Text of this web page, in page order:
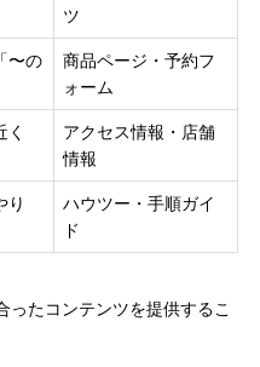
ツ
〜の
商品ページ・予約フ
ォーム
く
アクセス情報・店舗
情報
り
ハウツー・手順ガイ
ド
ったコンテンツを提供するこ